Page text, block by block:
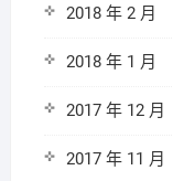
2018 年 2 月
2018 年 1 月
2017 年 12 月
2017 年 11 月